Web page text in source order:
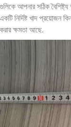
আপনার সঠিক
নির্দিষ্ট খাদ প্রয়োজন
ক্ষমতা আছে.